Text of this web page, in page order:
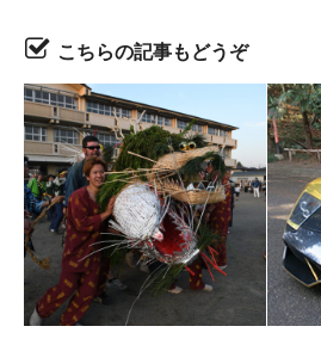
こちらの記事もどうぞ